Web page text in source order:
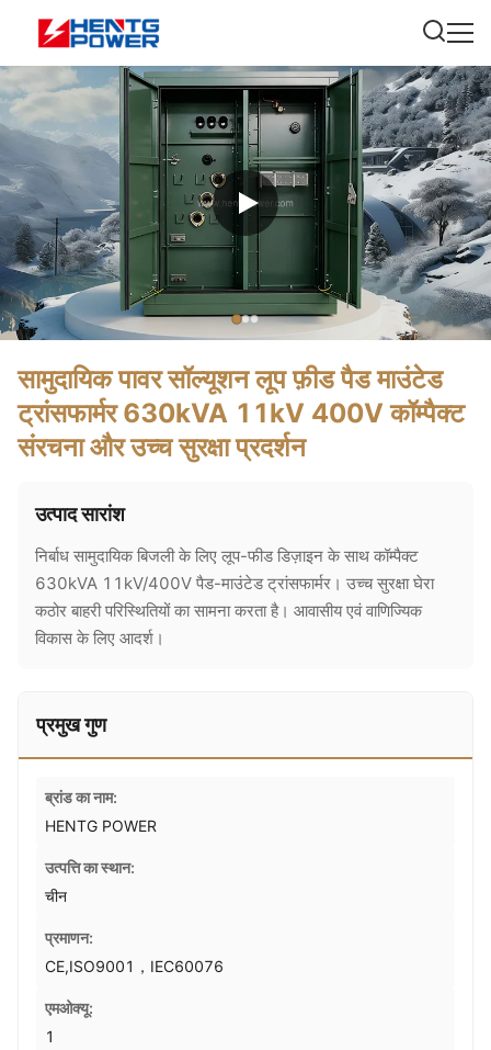
सामुदायिक पावर सॉल्यूशन लूप फ़ीड पैड माउंटेड
ट्रांसफार्मर 630kVA 11kV 400V कॉम्पैक्ट
संरचना और उच्च सुरक्षा प्रदर्शन
उत्पाद सारांश
निर्बाध सामुदायिक बिजली के लिए लूप-फीड डिज़ाइन के साथ कॉम्पैक्ट
630kVA 11kV/400V पैड-माउंटेड ट्रांसफार्मर। उच्च सुरक्षा घेरा
कठोर बाहरी परिस्थितियों का सामना करता है। आवासीय एवं वाणिज्यिक
विकास के लिए आदर्श।
प्रमुख गुण
ब्रांड का नाम:
HENTG POWER
उत्पत्ति का स्थान:
चीन
प्रमाणन:
CE,ISO9001，IEC60076
एमओक्यू:
1